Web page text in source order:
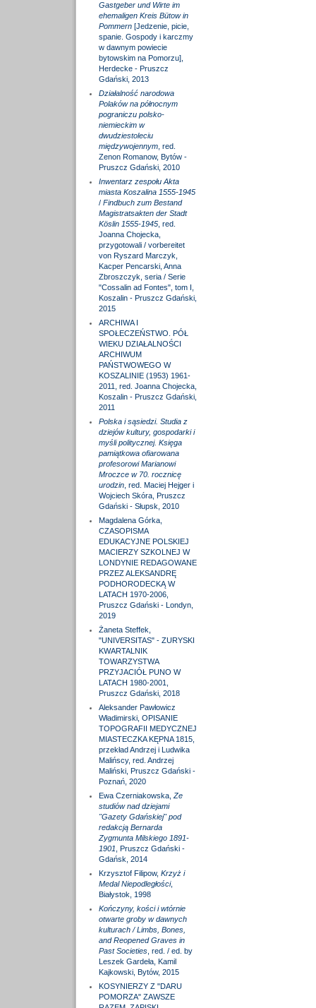
Gastgeber und Wirte im
ehemaligen Kreis Bütow in
Pommern[Jedzenie, picie,
spanie. Gospody i karczmy
w dawnym powiecie
bytowskim na Pomorzu],
Herdecke - Pruszcz
Gdański, 2013
Działalność narodowa
Polaków na północnym
pograniczu polsko-
niemieckim w
dwudziestoleciu
międzywojennym, red.
Zenon Romanow, Bytów -
Pruszcz Gdański, 2010
Inwentarz zespołu Akta
miasta Koszalina 1555-1945
/ Findbuch zum Bestand
Magistratsakten der Stadt
Köslin 1555-1945, red.
Joanna Chojecka,
przygotowali / vorbereitet
von Ryszard Marczyk,
Kacper Pencarski, Anna
Zbroszczyk, seria / Serie
"Cossalin ad Fontes", tom I,
Koszalin - Pruszcz Gdański,
2015
ARCHIWA I
SPOŁECZEŃSTWO. PÓŁ
WIEKU DZIAŁALNOŚCI
ARCHIWUM
PAŃSTWOWEGO W
KOSZALINIE (1953) 1961-
2011, red. Joanna Chojecka,
Koszalin - Pruszcz Gdański,
2011
Polska i sąsiedzi. Studia z
dziejów kultury, gospodarki i
myśli politycznej. Księga
pamiątkowa ofiarowana
profesorowi Marianowi
Mroczce w 70. rocznicę
urodzin, red. Maciej Hejger i
Wojciech Skóra, Pruszcz
Gdański - Słupsk, 2010
Magdalena Górka,
CZASOPISMA
EDUKACYJNE POLSKIEJ
MACIERZY SZKOLNEJ W
LONDYNIE REDAGOWANE
PRZEZ ALEKSANDRĘ
PODHORODECKĄ W
LATACH 1970-2006,
Pruszcz Gdański - Londyn,
2019
Żaneta Steffek,
"UNIVERSITAS" - ZURYSKI
KWARTALNIK
TOWARZYSTWA
PRZYJACIÓŁ PUNO W
LATACH 1980-2001,
Pruszcz Gdański, 2018
Aleksander Pawłowicz
Władimirski, OPISANIE
TOPOGRAFII MEDYCZNEJ
MIASTECZKA KĘPNA 1815,
przekład Andrzej i Ludwika
Malińscy, red. Andrzej
Maliński, Pruszcz Gdański -
Poznań, 2020
Ewa Czerniakowska, Ze
studiów nad dziejami
"Gazety Gdańskiej" pod
redakcją Bernarda
Zygmunta Milskiego 1891-
1901 , Pruszcz Gdański -
Gdańsk, 2014
Krzysztof Filipow, Krzyż i
Medal Niepodległości,
Białystok, 1998
Kończyny, kości i wtórnie
otwarte groby w dawnych
kulturach / Limbs, Bones,
and Reopened Graves in
Past Societies, red. / ed. by
Leszek Gardeła, Kamil
Kajkowski, Bytów, 2015
KOSYNIERZY Z "DARU
POMORZA" ZAWSZE